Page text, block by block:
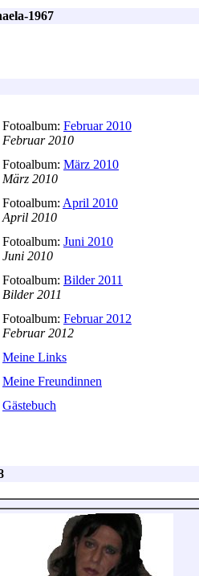
1967
Fotoalbum: Februar 2010
Februar 2010
Fotoalbum: März 2010
März 2010
Fotoalbum: April 2010
April 2010
Fotoalbum: Juni 2010
Juni 2010
Fotoalbum: Bilder 2011
Bilder 2011
Fotoalbum: Februar 2012
Februar 2012
Meine Links
Meine Freundinnen
Gästebuch